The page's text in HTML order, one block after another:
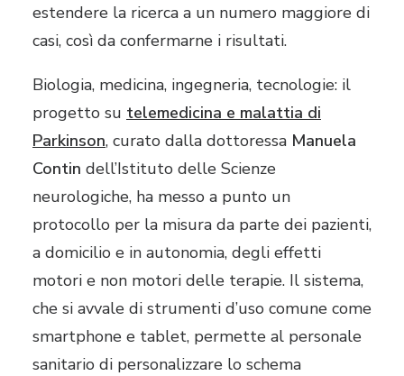
estendere la ricerca a un numero maggiore di
casi, così da confermarne i risultati.
Biologia, medicina, ingegneria, tecnologie: il
progetto su telemedicina e malattia di
Parkinson, curato dalla dottoressa Manuela
Contin dell’Istituto delle Scienze
neurologiche, ha messo a punto un
protocollo per la misura da parte dei pazienti,
a domicilio e in autonomia, degli effetti
motori e non motori delle terapie. Il sistema,
che si avvale di strumenti d’uso comune come
smartphone e tablet, permette al personale
sanitario di personalizzare lo schema